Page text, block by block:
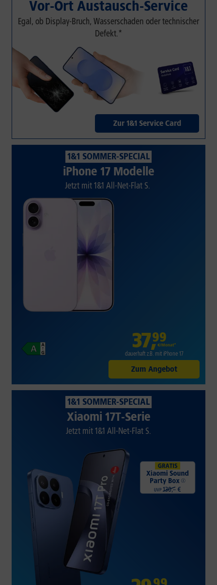
Vor-Ort Austausch-Service
Egal, ob Display-Bruch, Wasserschaden oder technischer
Defekt.*
Zur 1&1 Service Card
1&1 SOMMER-SPECIAL
iPhone 17 Modelle
Jetzt mit 1&1 All-Net-Flat S.
37,99
€/Monat*
dauerhaft z.B. mit iPhone 17
Zum Angebot
1&1 SOMMER-SPECIAL
Xiaomi 17T-Serie
Jetzt mit 1&1 All-Net-Flat S.